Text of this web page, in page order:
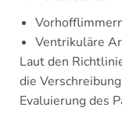
Ventrikuläre
Laut den
die
Evaluierung des